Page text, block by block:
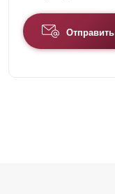
Отправить